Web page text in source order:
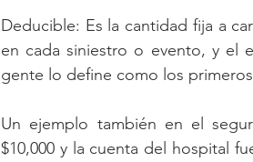
Deducible: Es la cantidad fija a
en cada siniestro o evento, y el
gente lo define como los
Un ejemplo también en el
$10,000 y la cuenta del hospital